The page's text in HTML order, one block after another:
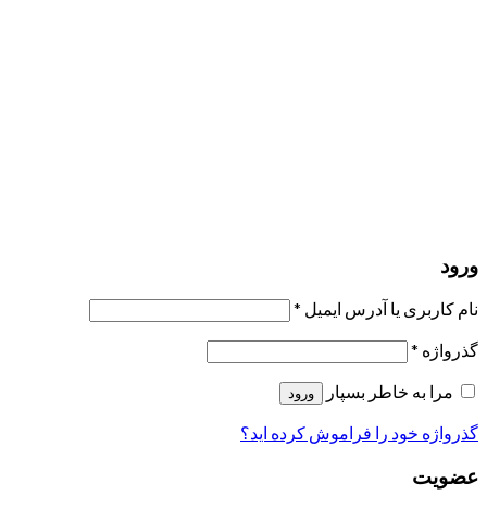
ورود
نام کاربری یا آدرس ایمیل *
گذرواژه *
مرا به خاطر بسپار
ورود
گذرواژه خود را فراموش کرده اید؟
عضویت